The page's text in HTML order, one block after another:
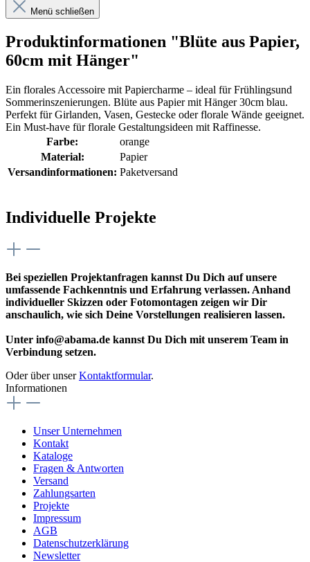
Menü schließen
Produktinformationen "Blüte aus Papier,
60cm mit Hänger"
Ein florales Accessoire mit Papiercharme – ideal für Frühlingsund
Sommerinszenierungen. Blüte aus Papier mit Hänger 30cm blau.
Perfekt für Girlanden, Vasen, Gestecke oder florale Wände geeignet.
Ein Must-have für florale Gestaltungsideen mit Raffinesse.
Farbe:
orange
Material:
Papier
Versandinformationen: Paketversand
Individuelle Projekte
Bei speziellen Projektanfragen kannst Du Dich auf unsere
umfassende Fachkenntnis und Erfahrung verlassen. Anhand
individueller Skizzen oder Fotomontagen zeigen wir Dir
anschaulich, wie sich Deine Vorstellungen realisieren lassen.
Unter info@abama.de kannst Du Dich mit unserem Team in
Verbindung setzen.
Oder über unserKontaktformular.
Informationen
Unser Unternehmen
Kontakt
Kataloge
Fragen & Antworten
Versand
Zahlungsarten
Projekte
Impressum
AGB
Datenschutzerklärung
Newsletter